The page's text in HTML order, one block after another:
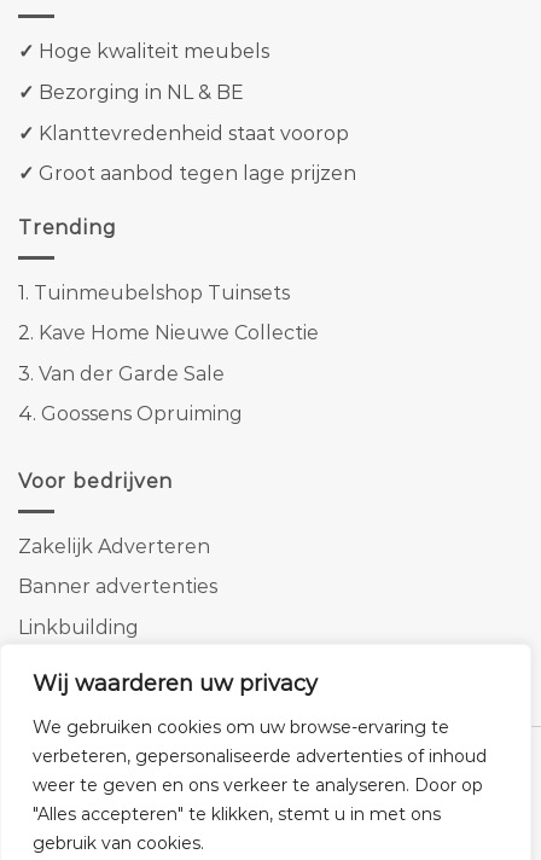
Wij waarderen uw privacy
We gebruiken cookies om uw browse-ervaring te
verbeteren, gepersonaliseerde advertenties of inhoud
weer te geven en ons verkeer te analyseren. Door op
"Alles accepteren" te klikken, stemt u in met ons
gebruik van cookies.
✓ Hoge kwaliteit meubels
✓ Bezorging in NL & BE
✓ Klanttevredenheid staat voorop
✓ Groot aanbod tegen lage prijzen
Trending
1. Tuinmeubelshop Tuinsets
2. Kave Home Nieuwe Collectie
3. Van der Garde Sale
4. Goossens Opruiming
Voor bedrijven
Zakelijk Adverteren
Banner advertenties
Linkbuilding
SEO copywriting
Klantenservice Cookies Privacybeleid Disclaimer